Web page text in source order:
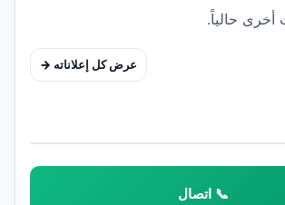
أخرى حالياً.
عرض كل إعلاناته →
📞 اتصال